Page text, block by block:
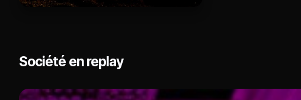
Société en replay